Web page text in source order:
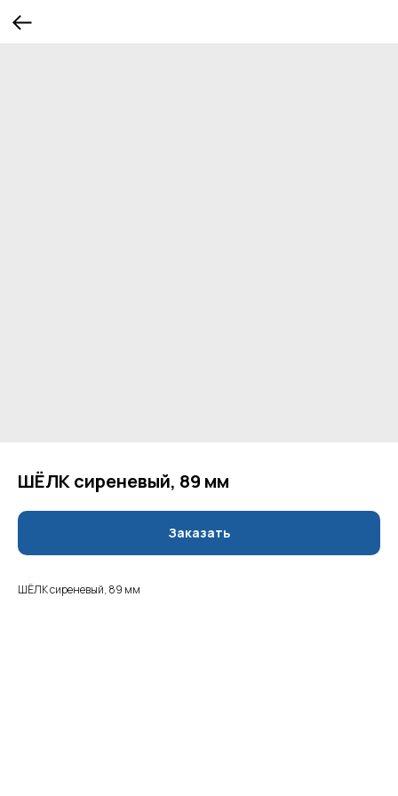
ШЁЛК сиреневый, 89 мм
Заказать
ШЁЛК сиреневый, 89 мм